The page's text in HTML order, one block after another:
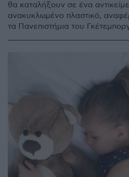
θα καταλήξουν σε ένα
ανακυκλωμένο πλαστικό,
τα Πανεπιστήμια του